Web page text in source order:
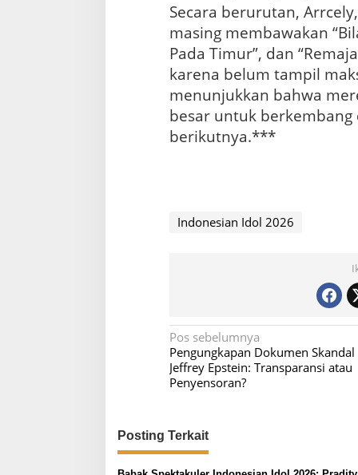
Secara berurutan,
masing membawakan
Pada Timur”, dan
karena belum tampil
menunjukkan bahwa
besar untuk
berikutnya.***
Indonesian Idol 2026
N
a
v
g
a
s
Pos sebelumnya
Pengungkapan Dokumen Skandal
Jeffrey Epstein: Transparansi atau
Penyensoran?
Posting Terkait